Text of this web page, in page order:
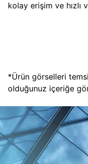
kolay erişim ve hızlı
*Ürün görselleri
olduğunuz içeriğe